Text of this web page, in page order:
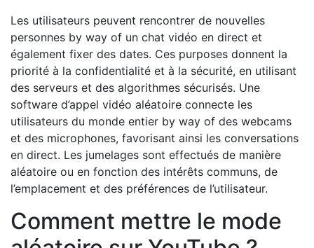
Les utilisateurs peuvent rencontrer de nouvelles
personnes by way of un chat vidéo en direct et
également fixer des dates. Ces purposes donnent la
priorité à la confidentialité et à la sécurité, en utilisant
des serveurs et des algorithmes sécurisés. Une
software d’appel vidéo aléatoire connecte les
utilisateurs du monde entier by way of des webcams
et des microphones, favorisant ainsi les conversations
en direct. Les jumelages sont effectués de manière
aléatoire ou en fonction des intérêts communs, de
l’emplacement et des préférences de l’utilisateur.
Comment mettre le mode